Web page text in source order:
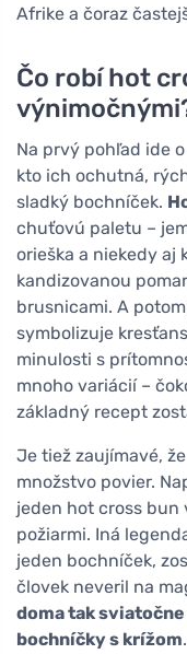
Afrike a čoraz
Čo robí hot
Na prvý pohľad ide
kto ich ochutná,
sladký bochníček.
chuťovú paletu –
orieška a niekedy aj
kandizovanou
brusnicami. A
symbolizuje
minulosti s
mnoho variácií –
základný recept
Je tiež zaujímavé,
množstvo povier.
jeden hot cross bun
požiarmi. Iná
jeden bochníček,
človek neveril na
doma tak
bochníčky s krížom.